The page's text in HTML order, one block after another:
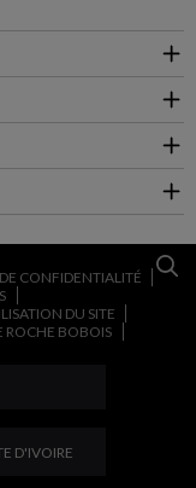
CONFIDENTIALITÉ
DU SITE
ROCHE BOBOIS
DE PAYS
D'IVOIRE